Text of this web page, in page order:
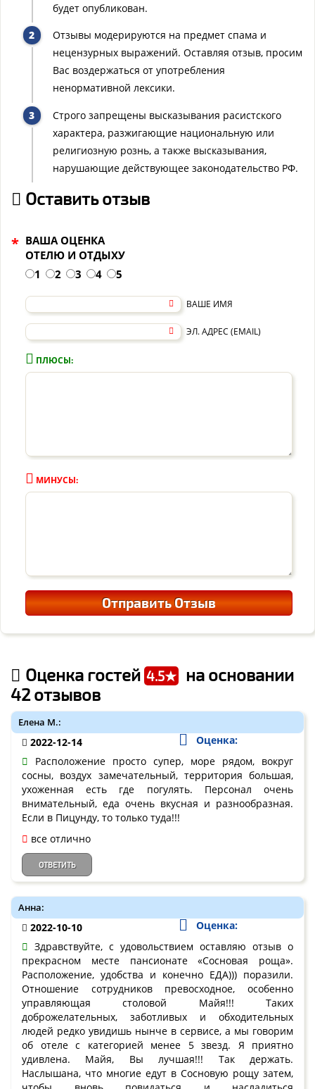
будет опубликован.
Отзывы модерируются на предмет спама и
нецензурных выражений. Оставляя отзыв, просим
Вас воздержаться от употребления
ненормативной лексики.
Строго запрещены высказывания расистского
характера, разжигающие национальную или
религиозную рознь, а также высказывания,
нарушающие действующее законодательство РФ.
Оставить отзыв
ВАША ОЦЕНКА
ОТЕЛЮ И ОТДЫХУ
*
1 2 3 4 5
ВАШЕ ИМЯ
ЭЛ. АДРЕС (EMAIL)
ПЛЮСЫ:
МИНУСЫ:
Оценка гостей 4.5★
на основании
42 отзывов
Елена М.:
2022-12-14
Оценка:
Расположение просто супер, море рядом, вокруг
сосны, воздух замечательный, территория большая,
ухоженная есть где погулять. Персонал очень
внимательный, еда очень вкусная и разнообразная.
Если в Пицунду, то только туда!!!
все отлично
ОТВЕТИТЬ
Анна:
2022-10-10
Оценка:
Здравствуйте, с удовольствием оставляю отзыв о
прекрасном месте пансионате «Сосновая роща».
Расположение, удобства и конечно ЕДА))) поразили.
Отношение сотрудников превосходное, особенно
управляющая столовой Майя!!! Таких
доброжелательных, заботливых и обходительных
людей редко увидишь нынче в сервисе, а мы говорим
об отеле с категорией менее 5 звезд. Я приятно
удивлена. Майя, Вы лучшая!!! Так держать.
Наслышана, что многие едут в Сосновую рощу затем,